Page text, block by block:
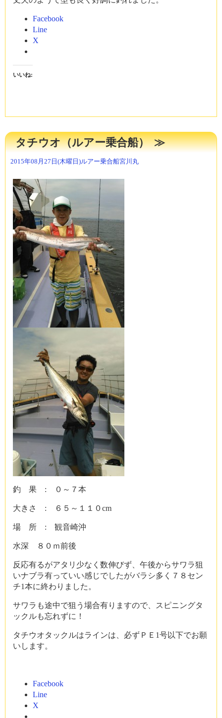
Facebook
Line
X
いいね:
タチウオ（ルアー乗合船）
2015年08月27日(木曜日)ルアー乗合船宮川丸
釣 果 : ０～７本
大きさ : ６５～１１０cm
場 所 : 観音崎沖
水深 ８０ｍ前後
反応有るがアタリ少なく数伸びず、午後からサワラ狙
いナブラ有っていい感じでしたがバラシ多く７８セン
チ1本に終わりました。
サワラも途中で狙う場合有りますので、スピニングタ
ックルも忘れずに！
タチウオタックルはラインは、必ずＰＥ1号以下でお願
いします。
Facebook
Line
X